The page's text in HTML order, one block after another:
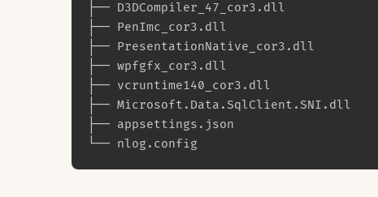
├── D3DCompiler_47_cor3.dll
├── PenImc_cor3.dll
├── PresentationNative_cor3.dll
├── wpfgfx_cor3.dll
├── vcruntime140_cor3.dll
├── Microsoft.Data.SqlClient.SNI.dll
├── appsettings.json